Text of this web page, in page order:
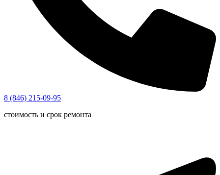
8 (846) 215-09-95
стоимость и срок ремонта